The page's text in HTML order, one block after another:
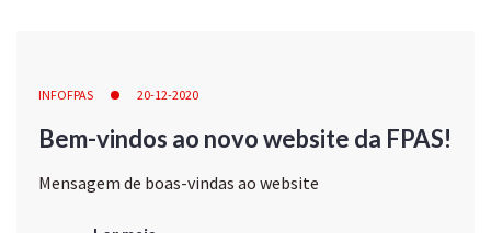
INFOFPAS 20-12-2020
Bem-vindos ao novo website da FPAS!
Mensagem de boas-vindas ao website